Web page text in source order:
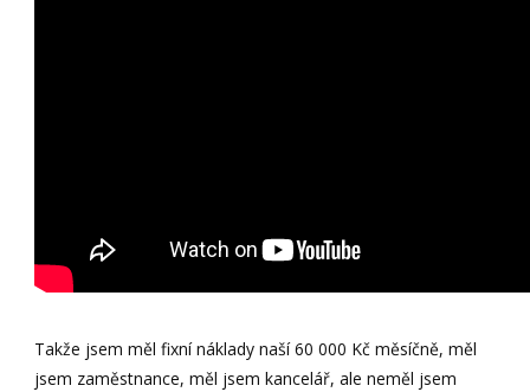
Takže jsem měl fixní náklady naší 60 000 Kč měsíčně, měl
jsem zaměstnance, měl jsem kancelář, ale neměl jsem